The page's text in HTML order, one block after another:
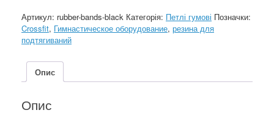
Артикул: rubber-bands-black Категорія: Петлі гумові Позначки:
Crossfit, Гимнастическое оборудование, резина для
подтягиваний
Опис
Опис